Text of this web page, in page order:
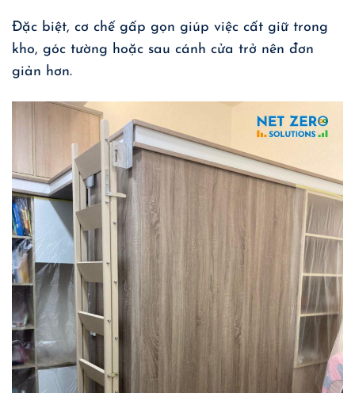
Đặc biệt, cơ chế gấp gọn giúp việc cất giữ trong
kho, góc tường hoặc sau cánh cửa trở nên đơn
giản hơn.